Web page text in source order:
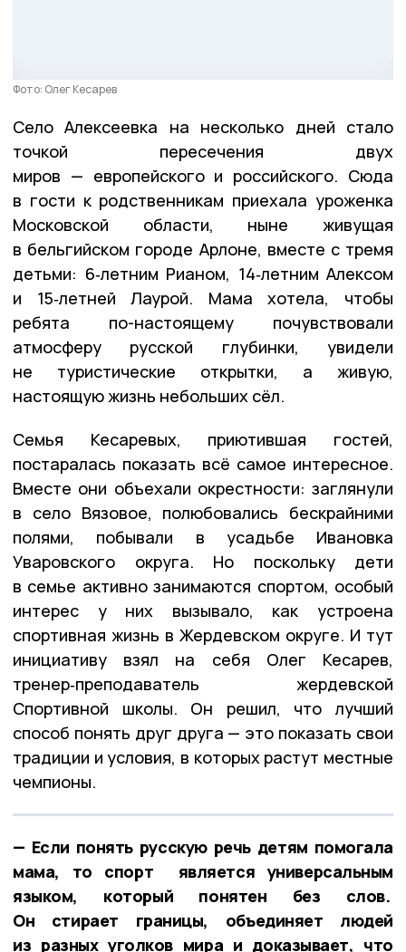
Фото: Олег Кесарев
Село Алексеевка на несколько дней стало
точкой пересечения двух
миров — европейского и российского. Сюда
в гости к родственникам приехала уроженка
Московской области, ныне живущая
в бельгийском городе Арлоне, вместе с тремя
детьми: 6‑летним Рианом, 14‑летним Алексом
и 15‑летней Лаурой. Мама хотела, чтобы
ребята по-настоящему почувствовали
атмосферу русской глубинки, увидели
не туристические открытки, а живую,
настоящую жизнь небольших сёл.
Семья Кесаревых, приютившая гостей,
постаралась показать всё самое интересное.
Вместе они объехали окрестности: заглянули
в село Вязовое, полюбовались бескрайними
полями, побывали в усадьбе Ивановка
Уваровского округа. Но поскольку дети
в семье активно занимаются спортом, особый
интерес у них вызывало, как устроена
спортивная жизнь в Жердевском округе. И тут
инициативу взял на себя Олег Кесарев,
тренер‑преподаватель жердевской
Спортивной школы. Он решил, что лучший
способ понять друг друга — это показать свои
традиции и условия, в которых растут местные
чемпионы.
— Если понять русскую речь детям помогала
мама, то спорт является универсальным
языком, который понятен без слов.
Он стирает границы, объединяет людей
из разных уголков мира и доказывает, что